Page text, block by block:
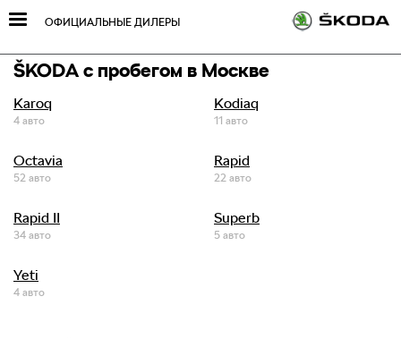
ОФИЦИАЛЬНЫЕ ДИЛЕРЫ
Skoda с пробегом в Москве
Karoq
4 авто
Kodiaq
11 авто
Octavia
52 авто
Rapid
22 авто
Rapid II
34 авто
Superb
5 авто
Yeti
4 авто